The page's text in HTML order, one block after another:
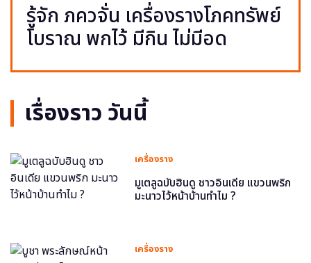
รู้จัก ภควจั่น เครื่องรางโภคทรัพย์
โบราณ พกไว้ มีกิน ไม่มีอด
เรื่องราว วันนี้
เครื่องราง
มูเตลูฉบับฮินดู ชาวอินเดีย แขวนพริก
มะนาวไว้หน้าบ้านทำไม ?
เครื่องราง